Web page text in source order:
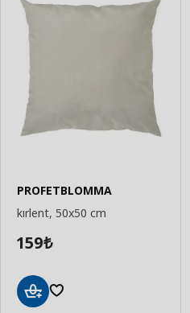
PROFETBLOMMA
kırlent, 50x50 cm
159₺